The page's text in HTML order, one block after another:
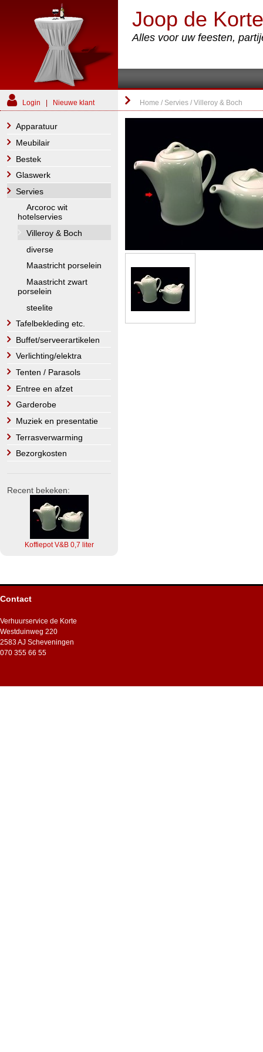
Joop de
Alles voor uw feesten,
Login Nieuwe klant Home / Servies /Villeroy & Boch
Apparatuur
Meubilair
Bestek
Glaswerk
Servies
Arcoroc wit
hotelservies
Villeroy & Boch
diverse
Maastricht porselein
Maastricht zwart
porselein
steelite
Tafelbekleding etc.
Buffet/serveerartikelen
Verlichting/elektra
Tenten / Parasols
Entree en afzet
Garderobe
Muziek en presentatie
Terrasverwarming
Bezorgkosten
Recent bekeken:
Koffiepot V&B 0,7 liter
Contact
Verhuurservice de Korte
Westduinweg 220
2583 AJ Scheveningen
070 355 66 55